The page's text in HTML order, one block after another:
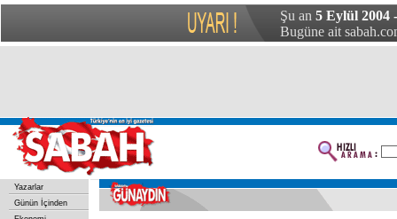
Şu an 5 Eylül 2004
Bugüne ait
Yazarlar
Günün İçinden